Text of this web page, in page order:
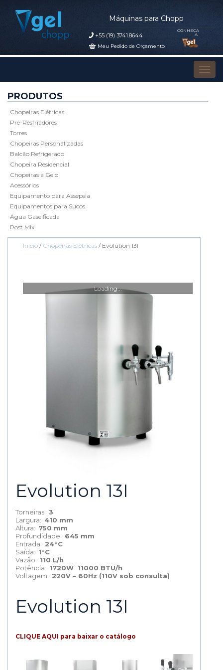
Máquinas para Chopp
+55 (19) 3741.8644
Meu Pedido de Orçamento
CONHEÇA
A
PRODUTOS
Chopeiras Elétricas
Pré-Resfriadores
Torres
Chopeiras Personalizadas
Balcão Refrigerado
Chopeira Residencial
Chopeiras a Gelo
Acessórios
Equipamento para Assepsia
Equipamentos para Sucos
Água Gaseificada
Post Mix
Início / Chopeiras Elétricas / Evolution 13I
Loading...
Evolution 13I
Torneiras: 3
Largura: 410 mm
Altura: 750 mm
Profundidade: 645 mm
Entrada: 24°C
Saída: 1°C
Vazão: 110 L/h
Potência: 1720W 11000 BTU/h
Voltagem: 220V – 60Hz (110V sob consulta)
Evolution 13I
CLIQUE AQUI para baixar o catálogo